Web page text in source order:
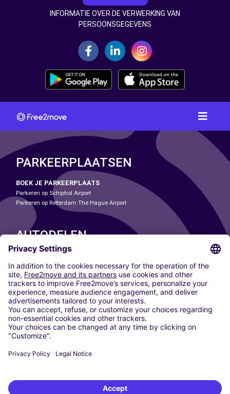
INFORMATIE OVER DE VERWERKING VAN
PERSOONSGEGEVENS
PARKEERPLAATSEN
BOEK JE PARKEERPLAATS
Parkeren op Schiphol Airport
Parkeren op Rotterdam The Hague Airport
AUTODELEN
ONZE STEDEN
Paris
Madrid
Washington DC
Milaan
Rome
Turijn
Wenen
Berlijn
Düsseldorf